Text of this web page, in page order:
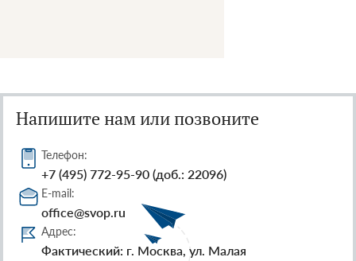
Напишите нам или позвоните
Телефон:
+7 (495) 772-95-90 (доб.: 22096)
E-mail:
office@svop.ru
Адрес:
Фактический: г. Москва, ул. Малая